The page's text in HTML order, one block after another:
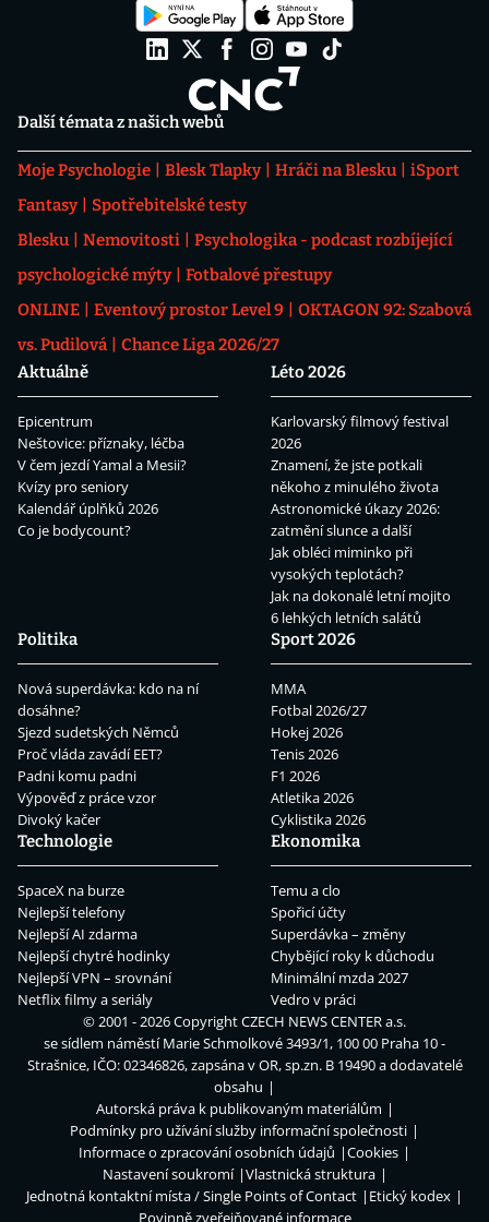
Další témata z našich webů
Moje Psychologie Blesk Tlapky Hráči na Blesku
iSport
Fantasy
Spotřebitelské testy
Blesku
Nemovitosti
Psychologika - podcast rozbíjející
psychologické mýty
Fotbalové přestupy
ONLINE
Eventový prostor Level 9
OKTAGON 92: Szabová
vs. Pudilová
Chance Liga 2026/27
Aktuálně
Epicentrum
Neštovice: příznaky, léčba
V čem jezdí Yamal a Mesii?
Kvízy pro seniory
Kalendář úplňků 2026
Co je bodycount?
Léto 2026
Karlovarský filmový festival
2026
Znamení, že jste potkali
někoho z minulého života
Astronomické úkazy 2026:
zatmění slunce a další
Jak obléci miminko při
vysokých teplotách?
Jak na dokonalé letní mojito
6 lehkých letních salátů
Politika
Nová superdávka: kdo na ní
dosáhne?
Sjezd sudetských Němců
Proč vláda zavádí EET?
Padni komu padni
Výpověď z práce vzor
Divoký kačer
Sport 2026
MMA
Fotbal 2026/27
Hokej 2026
Tenis 2026
F1 2026
Atletika 2026
Cyklistika 2026
Technologie
SpaceX na burze
Nejlepší telefony
Nejlepší AI zdarma
Nejlepší chytré hodinky
Nejlepší VPN – srovnání
Netflix filmy a seriály
Ekonomika
Temu a clo
Spořicí účty
Superdávka – změny
Chybějící roky k důchodu
Minimální mzda 2027
Vedro v práci
© 2001 - 2026 CopyrightCZECH NEWS CENTER a.s.
se sídlem náměstí Marie Schmolkové 3493/1, 100 00 Praha 10 -
Strašnice, IČO: 02346826, zapsána v OR, sp.zn. B 19490 a dodavatelé
obsahu
Autorská práva k publikovaným materiálům
Podmínky pro užívání služby informační společnosti
Informace o zpracování osobních údajů
Cookies
Nastavení soukromí
Vlastnická struktura
Jednotná kontaktní místa / Single Points of Contact
Etický kodex
Povinně zveřejňované informace